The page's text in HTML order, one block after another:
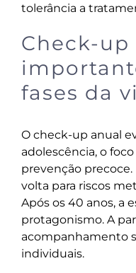
tolerância a
Check-up
fases da
O check-up anual
adolescência, o
prevenção precoce.
volta para riscos
Após os 40 anos, a
protagonismo. A
acompanhamento
individuais.